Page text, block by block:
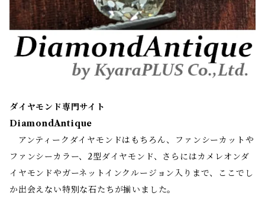
ダイヤモンド専門サイト
DiamondAntique
アンティークダイヤモンドはもちろん、ファンシーカットや
ファンシーカラー、2型ダイヤモンド、さらにはカメレオンダ
イヤモンドやガーネットインクルージョン入りまで、ここでし
か出会えない特別な石たちが揃いました。